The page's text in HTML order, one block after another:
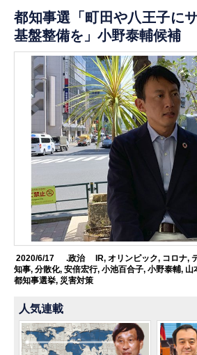
都知事選「町田や八王子に
基盤整備を」小野泰輔候補
2020/6/17 .政治 IR, オリンピック, コロナ,
知事,分散化,安倍宏行,小池百合子,小野泰輔, 山
都知事選挙, 災害対策
人気連載